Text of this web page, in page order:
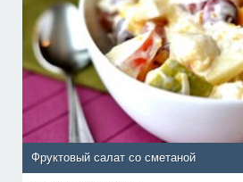
Фруктовый салат со сметаной